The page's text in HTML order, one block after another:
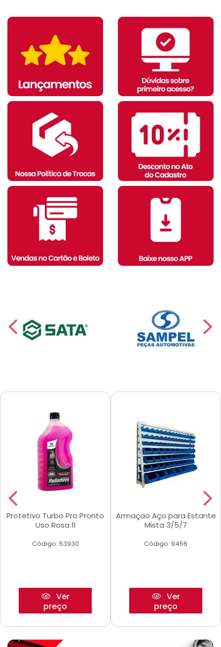
Protetivo Turbo Pro Pronto
Uso Rosa 1l
Código: 53930
Ver
preço
Armaçao Aço para Estante
Mista 3/5/7
Código: 9456
Ver
preço